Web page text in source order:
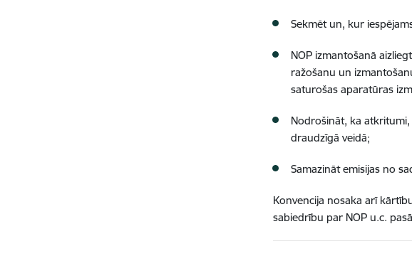
Sekmēt un, kur
NOP izmantošanā
ražošanu un
saturošas aparatūras
Nodrošināt, ka
draudzīgā veidā;
Samazināt emisijas no
Konvencija nosaka arī
sabiedrību par NOP u.c.